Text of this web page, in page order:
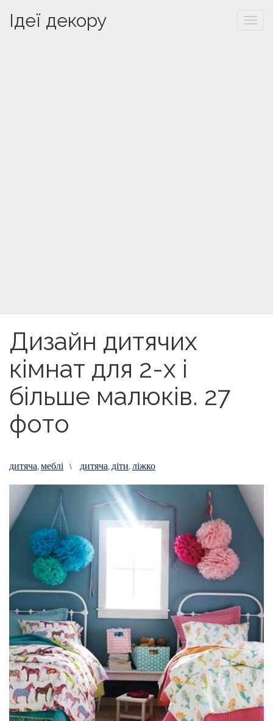
Ідеї декору
Дизайн дитячих
кімнат для 2-х і
більше малюків. 27
фото
дитяча,меблі \ дитяча, діти,ліжко